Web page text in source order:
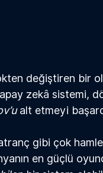
değiştiren bir
zekâ sistemi,
alt etmeyi
gibi çok
en güçlü